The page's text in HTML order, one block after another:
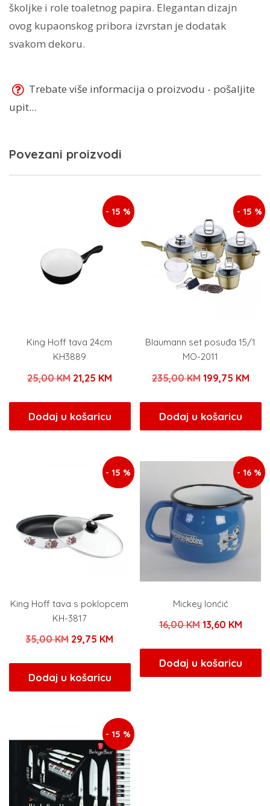
školjke i role toaletnog papira. Elegantan dizajn
ovog kupaonskog pribora izvrstan je dodatak
svakom dekoru.
Trebate više informacija o proizvodu - pošaljite
upit...
Povezani proizvodi
- 15 %
King Hoff tava 24cm
KH3889
25,00KM Izvorna
bila
je:
21,25 KMTrenutna
21,25 KM.
Dodaj u košaricu
- 15 %
Blaumann set posuđa 15/1
MO-2011
235,00KM Izvorna
bila
je:
199,75 KM
Dodaj u košaricu
- 15 %
King Hoff tava s poklopcem
KH-3817
35,00KM Izvorna
bila
je:
29,75 KM
29,75 KM.
Dodaj u košaricu
- 16 %
Mickey lonćić
16,00KM Izvorna
bila
je:
13,60 KM
je:
13,60
Dodaj u košaricu
- 15 %